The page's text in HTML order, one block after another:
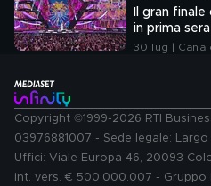
Il gran
in prima
30 lug |
Copyright ©1999-2026 RTI
03976881007 - Sede legale:
Uffici: Viale Europa 46, 20093
int. vers. € 500.000.007 - Gruppo